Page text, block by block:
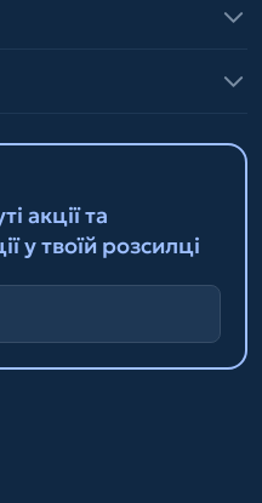
акції та
у твоїй розсилці